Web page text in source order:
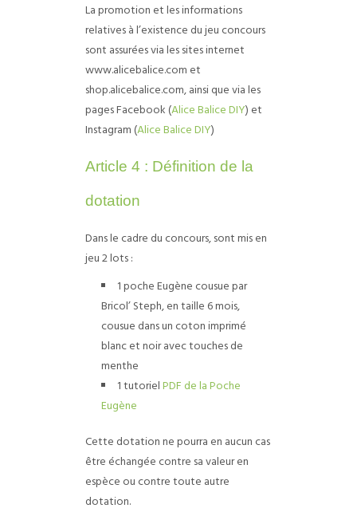
La promotion et les informations
relatives à l’existence du jeu concours
sont assurées via les sites internet
www.alicebalice.com et
shop.alicebalice.com, ainsi que via les
pages Facebook (Alice Balice DIY) et
Instagram (Alice Balice DIY)
Article 4 : Définition de la
dotation
Dans le cadre du concours, sont mis en
jeu 2 lots :
1 poche Eugène cousue par
Bricol’ Steph, en taille 6 mois,
cousue dans un coton imprimé
blanc et noir avec touches de
menthe
1 tutorielPDF de la Poche
Eugène
Cette dotation ne pourra en aucun cas
être échangée contre sa valeur en
espèce ou contre toute autre
dotation.